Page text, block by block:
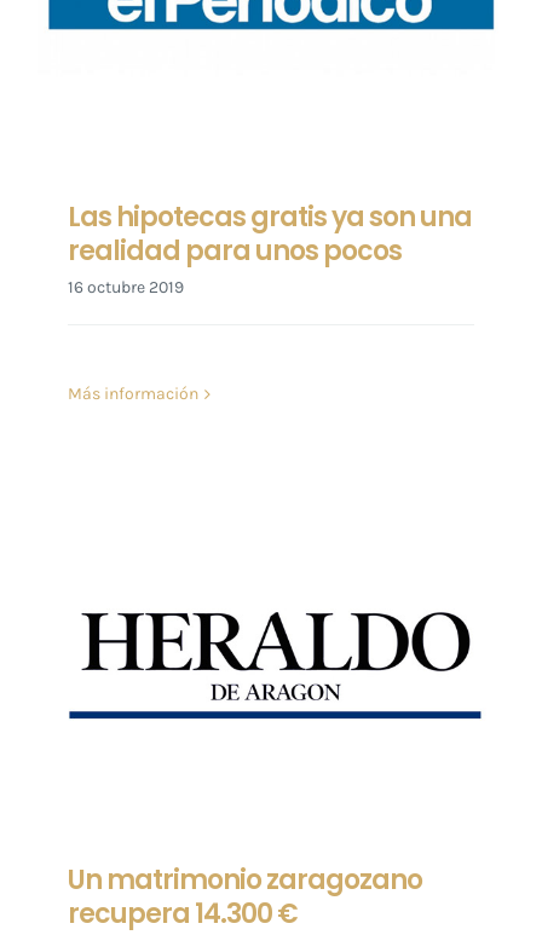
Las hipotecas gratis ya son una
realidad para unos pocos
16 octubre 2019
Más información
Un matrimonio zaragozano
recupera 14.300 €